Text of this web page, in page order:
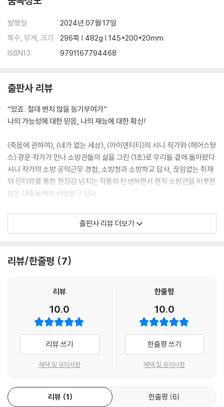
발행일
2024년 07월 17일
쪽수, 무게, 크기
296쪽 | 482g | 145*200*20mm
ISBN13
9791167794468
출판사 리뷰
“있죠. 절대 변치 않을 동기부여가”
나의 가능성에 대한 믿음, 나의 재능에 대한 확신!
〈죽음에 관하여〉, 〈네가 없는 세상〉, 〈아이덴티티〉의 시니 작가와 〈헤어스탕
스〉 광운 작가가 만나 소방관들의 삶을 그린 〈1초〉로 우리들 곁에 돌아왔다.
시니 작가의 소방 공익근무 경험, 소방청과 소방학교 답사, 끊임없는 취재
와 인터뷰를 통한 현장감 넘치는 작품이 탄생하면서 현직 소방관을 비롯한
많은 대중들에게 사랑받고 있다.
보통 소방관이라고 하면 화재 현장을 진압하는 모습을 떠올리기 마련이지
만 〈1초〉에서는 신임 소방관부터 구급대원들의 모습까지 놓침 없이 다루며
기를 대중들에게 전하며 울림을 주고 있다.
‘미래를 볼 수 있는 능력’을 가졌지만 아직 그 능력을 제대로 사용하지 못하
소방관의 모습을 보여주면서 작품에 현실감, 인간미를 더했다. 주인공의
성장을 독자들이 함께 하면서 캐릭터를 향한 애정과 작품의 몰입도도 높아
졌다. 탄탄한 스토리와 생동감 넘치는 작화로 대중적인 흥미요소와 휴머니
티를 모두 잡은 〈1초〉. 소방관의 대우와 근무환경이 사회적으로 이슈가 되
면서 작품을 향한 독자들의 관심도 남다른 듯하다. 현직 소방관, 소방 공무
충, 사명감 등을 곱씹으며 진심 어린 댓글로 작품을 향한 애정을 드러내고
있다. 소방관들의 삶을 생생하게 표현한 〈1초〉를 통해 우리가 미처 알지 못
출판사 리뷰 더보기
리뷰/한줄평 7
리뷰
10.0
리뷰 쓰기
혜택 및 유의사항
한줄평
10.0
한줄평 쓰기
혜택 및 유의사항
리뷰 1 한줄평 6